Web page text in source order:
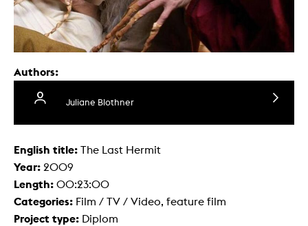
Authors:
Juliane Blothner
English title: The Last Hermit
Year: 2009
Length: 00:23:00
Categories: Film / TV / Video, feature film
Project type: Diplom